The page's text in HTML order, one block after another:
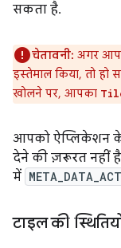
सकता है.
चेतावनी: अगर
इस्तेमाल किया, तो हो
खोलने पर, आपका
आपको ऐप्लिकेशन के
देने की ज़रूरत नहीं
में
टाइल की